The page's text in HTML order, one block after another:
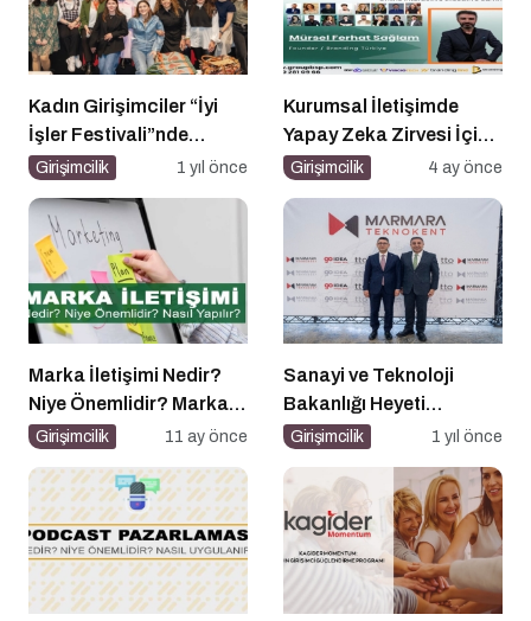
Kadın Girişimciler “İyi
İşler Festivali”nde
Buluştu
Girişimcilik 1 yıl önce
Kurumsal İletişimde
Yapay Zeka Zirvesi İçin
Geri Sayım!
Girişimcilik 4 ay önce
Marka İletişimi Nedir?
Niye Önemlidir? Marka
İletişimi Nasıl Yapılır?
Girişimcilik 11 ay önce
Sanayi ve Teknoloji
Bakanlığı Heyeti
Marmara Teknokent’i
Girişimcilik 1 yıl önce